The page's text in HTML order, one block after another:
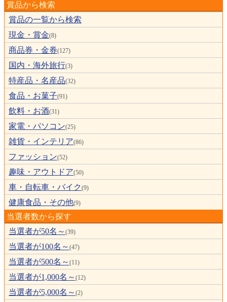
賞品から検索
賞品の一覧から検索
現金・賞金(8)
商品券・金券(127)
国内・海外旅行(3)
特産品・名産品(32)
食品・お菓子(91)
飲料・お酒(31)
家電・パソコン(25)
雑貨・インテリア(86)
ファッション(52)
趣味・アウトドア(50)
車・自転車・バイク (9)
健康食品・その他(9)
当選者数から探す
当選者が50名～ (39)
当選者が100名～ (47)
当選者が500名～ (11)
当選者が1,000名～ (12)
当選者が5,000名～ (2)